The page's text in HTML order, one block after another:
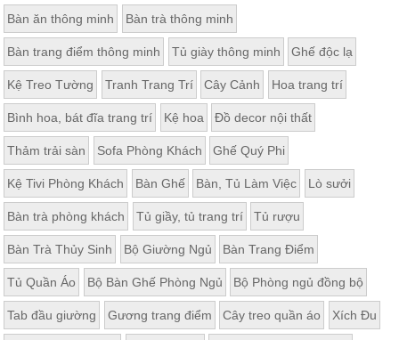
Bàn ăn thông minh Bàn trà thông minh
Bàn trang điểm thông minh Tủ giày thông minh Ghế độc lạ
Kệ Treo Tường Tranh Trang Trí Cây Cảnh Hoa trang trí
Bình hoa, bát đĩa trang trí Kệ hoa Đồ decor nội thất
Thảm trải sàn Sofa Phòng Khách Ghế Quý Phi
Kệ Tivi Phòng Khách Bàn Ghế Bàn, Tủ Làm Việc Lò sưởi
Bàn trà phòng khách Tủ giầy, tủ trang trí Tủ rượu
Bàn Trà Thủy Sinh Bộ Giường Ngủ Bàn Trang Điểm
Tủ Quần Áo Bộ Bàn Ghế Phòng Ngủ Bộ Phòng ngủ đồng bộ
Tab đầu giường Gương trang điểm Cây treo quần áo Xích Đu